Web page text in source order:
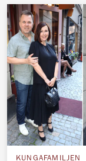
KUNGAFAMILJEN